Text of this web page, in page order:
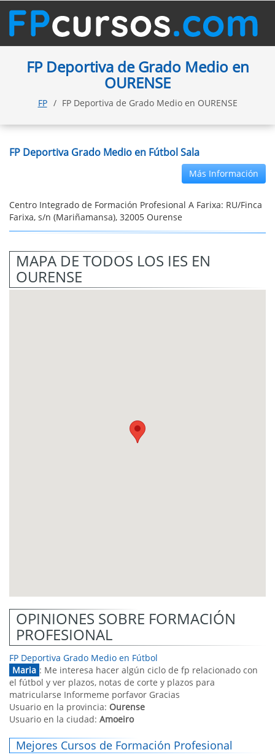
FP Deportiva de Grado Medio en
OURENSE
FP FP Deportiva de Grado Medio en OURENSE
FP Deportiva Grado Medio en Fútbol Sala
Más Información
Centro Integrado de Formación Profesional A Farixa: RU/Finca
Farixa, s/n (Mariñamansa), 32005 Ourense
MAPA DE TODOS LOS IES EN
OURENSE
OPINIONES SOBRE FORMACIÓN
PROFESIONAL
FP Deportiva Grado Medio en Fútbol
Maria : Me interesa hacer algún ciclo de fp relacionado con
el fútbol y ver plazos, notas de corte y plazos para
matricularse Informeme porfavor Gracias
Usuario en la provincia: Ourense
Usuario en la ciudad: Amoeiro
Mejores Cursos de Formación Profesional